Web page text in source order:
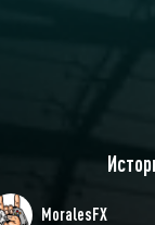
MoralesFX